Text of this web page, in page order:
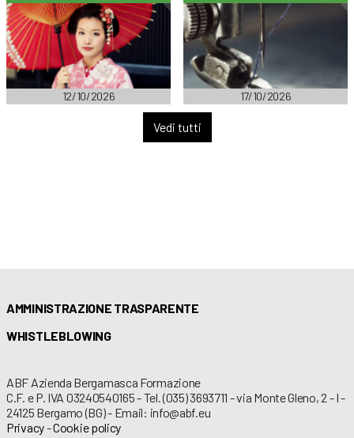
12/10/2026 17/10/2026
Vedi tutti
AMMINISTRAZIONE TRASPARENTE
WHISTLEBLOWING
ABF Azienda Bergamasca Formazione
C.F. e P. IVA 03240540165 - Tel. (035) 3693711 - via Monte Gleno, 2 - I -
24125 Bergamo (BG) - Email: info@abf.eu
Privacy-Cookie policy